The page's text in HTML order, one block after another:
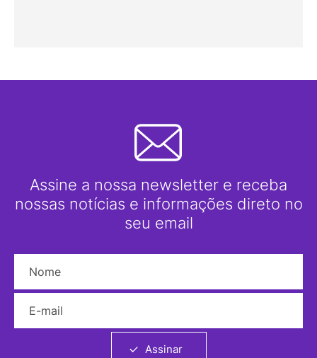
Assine a nossa newsletter e receba
nossas notícias e informações direto no
seu email
Assinar